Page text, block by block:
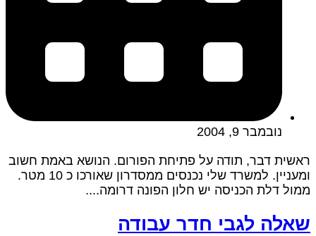
נובמבר 9, 2004
ראשית דבר, תודה על פתיחת הפורום. הנושא באמת חשוב
ומעניין. למשרד שלי נכנסים ממסדרון שאורכו כ 10 מטר.
ממול דלת הכניסה יש חלון הפונה דרומה....
שאלה לגבי חדר עבודה